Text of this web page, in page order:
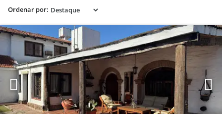
Ordenar por: